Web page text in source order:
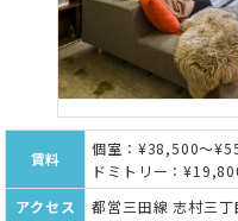
賃料
個室：¥38,500～
ドミトリー：
アクセス
都営三田線 志村三